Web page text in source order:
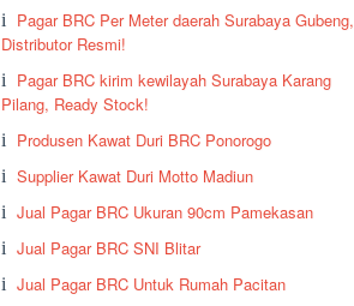
Pagar BRC Per Meter daerah Surabaya Gubeng,
Distributor Resmi!
Pagar BRC kirim kewilayah Surabaya Karang
Pilang, Ready Stock!
Produsen Kawat Duri BRC Ponorogo
Supplier Kawat Duri Motto Madiun
Jual Pagar BRC Ukuran 90cm Pamekasan
Jual Pagar BRC SNI Blitar
Jual Pagar BRC Untuk Rumah Pacitan